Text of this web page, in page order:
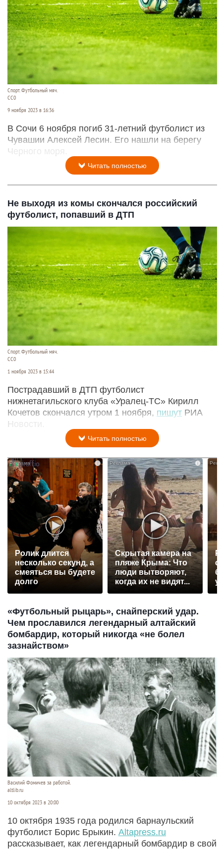
Спорт. Футбольный мяч.
CC0
9 ноября 2023 в 16:36
В Сочи 6 ноября погиб 31-летний футболист из
Чувашии Алексей Лесин. Его нашли на берегу
Черного моря.
Читать полностью
Не выходя из комы скончался российский
футболист, попавший в ДТП
Спорт. Футбольный мяч.
CC0
1 ноября 2023 в 15:44
Пострадавший в ДТП футболист
нижнетагильского клуба «Уралец-ТС» Кирилл
Кочетов скончался утром 1 ноября, пишут РИА
Новости.
Читать полностью
Ролик длится
несколько секунд, а
смеяться вы будете
долго
i
Скрытая камера на
пляже Крыма: Что
люди вытворяют,
когда их не видят...
«Футбольный рыцарь», снайперский удар.
Чем прославился легендарный алтайский
бомбардир, который никогда «не болел
зазнайством»
Василий Фомичев за работой.
altlib.ru
10 октября 2023 в 20:00
10 октября 1935 года родился барнаульский
футболист Борис Брыкин. Altapress.ru
рассказывает, как легендарный бомбардир в свой